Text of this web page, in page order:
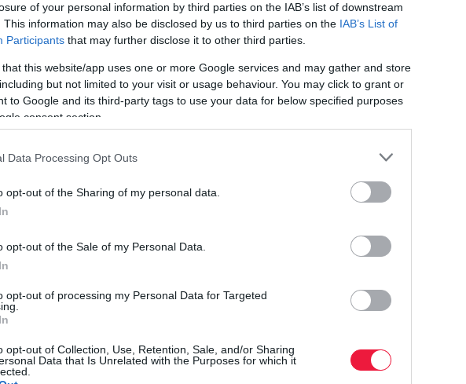
of your personal information by third parties on the IAB’s list of downstream
This information may also be disclosed by us to third parties on the IAB’s List of
Participants that may further disclose it to other third parties.
that this website/app uses one or more Google services and may gather and store
but not limited to your visit or usage behaviour. You may click to grant or
to Google and its third-party tags to use your data for below specified purposes
consent section.
Data Processing Opt Outs
opt-out of the Sharing of my personal data.
opt-out of the Sale of my Personal Data.
opt-out of processing my Personal Data for Targeted
opt-out of Collection, Use, Retention, Sale, and/or Sharing
Data that Is Unrelated with the Purposes for which it
forrásként a Google Keresőben!
első tisztán elektromos sorozatgyártású modelljének
Stephan Winkelmann jelentette be, aki szerint
akarnak
élményt:
abban a formában nyújtani, amiben megszokhattuk.
rendkívül költséges fejlesztés, valódi piaci igény nélkül.
két villanymotorral és összkerékhajtással, egyelőre
elektrifikáció feladását: a Lamborghini például a plug-in
európai szabályoknak, miközben megőrzik a V8-
A tervek szerint2030-ra minden modell
INGATLAN
Érdemes most
ingatlanpiaca
Bár a Velencei-tó
rekordalacsony
ökológiai válság még
rectangle